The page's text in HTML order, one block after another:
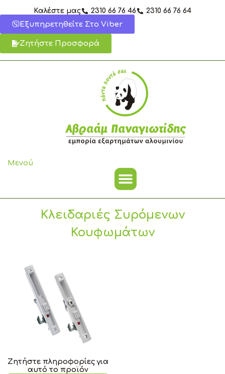
στο
περιεχόμενο
Καλέστε μας 2310 66 76 46 2310 66 76 64
Εξυπηρετηθείτε Στο Viber
Ζητήστε Προσφορά
Μενού
Κλειδαριές Συρόμενων
Κουφωμάτων
Ζητήστε πληροφορίες για
αυτό το προϊόν